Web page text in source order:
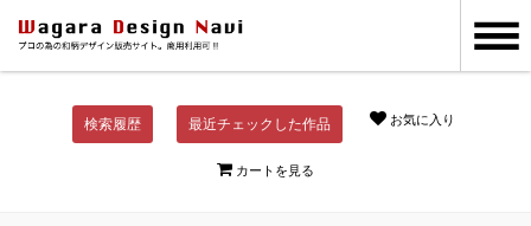
検索履歴 最近チェックした作品 お気に入り
カートを見る